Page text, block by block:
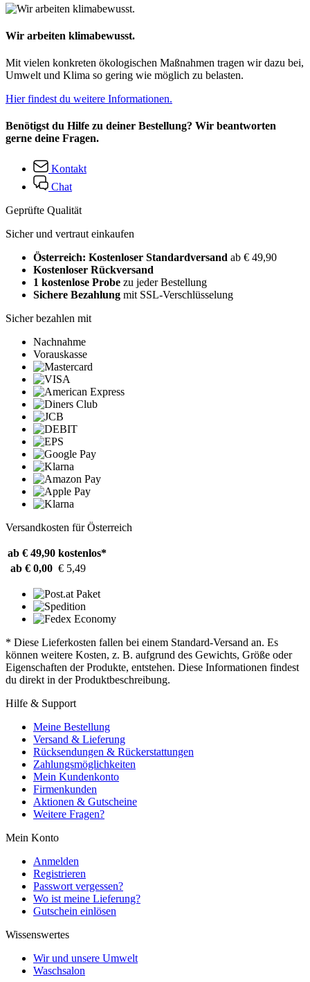
Wir arbeiten klimabewusst.
Mit vielen konkreten ökologischen Maßnahmen tragen wir dazu bei,
Umwelt und Klima so gering wie möglich zu belasten.
Hier findest du weitere Informationen.
Benötigst du Hilfe zu deiner Bestellung? Wir beantworten
gerne deine Fragen.
Kontakt
Chat
Geprüfte Qualität
Sicher und vertraut einkaufen
Österreich: Kostenloser Standardversand ab € 49,90
Kostenloser Rückversand
1 kostenlose Probe zu jeder Bestellung
Sichere Bezahlung mit SSL-Verschlüsselung
Sicher bezahlen mit
Nachnahme
Vorauskasse
Versandkosten für Österreich
ab € 49,90 kostenlos*
ab € 0,00 € 5,49
* Diese Lieferkosten fallen bei einem Standard-Versand an. Es
können weitere Kosten, z. B. aufgrund des Gewichts, Größe oder
Eigenschaften der Produkte, entstehen. Diese Informationen findest
du direkt in der Produktbeschreibung.
Hilfe & Support
Meine Bestellung
Versand & Lieferung
Rücksendungen & Rückerstattungen
Zahlungsmöglichkeiten
Mein Kundenkonto
Firmenkunden
Aktionen & Gutscheine
Weitere Fragen?
Mein Konto
Anmelden
Registrieren
Passwort vergessen?
Wo ist meine Lieferung?
Gutschein einlösen
Wissenswertes
Wir und unsere Umwelt
Waschsalon